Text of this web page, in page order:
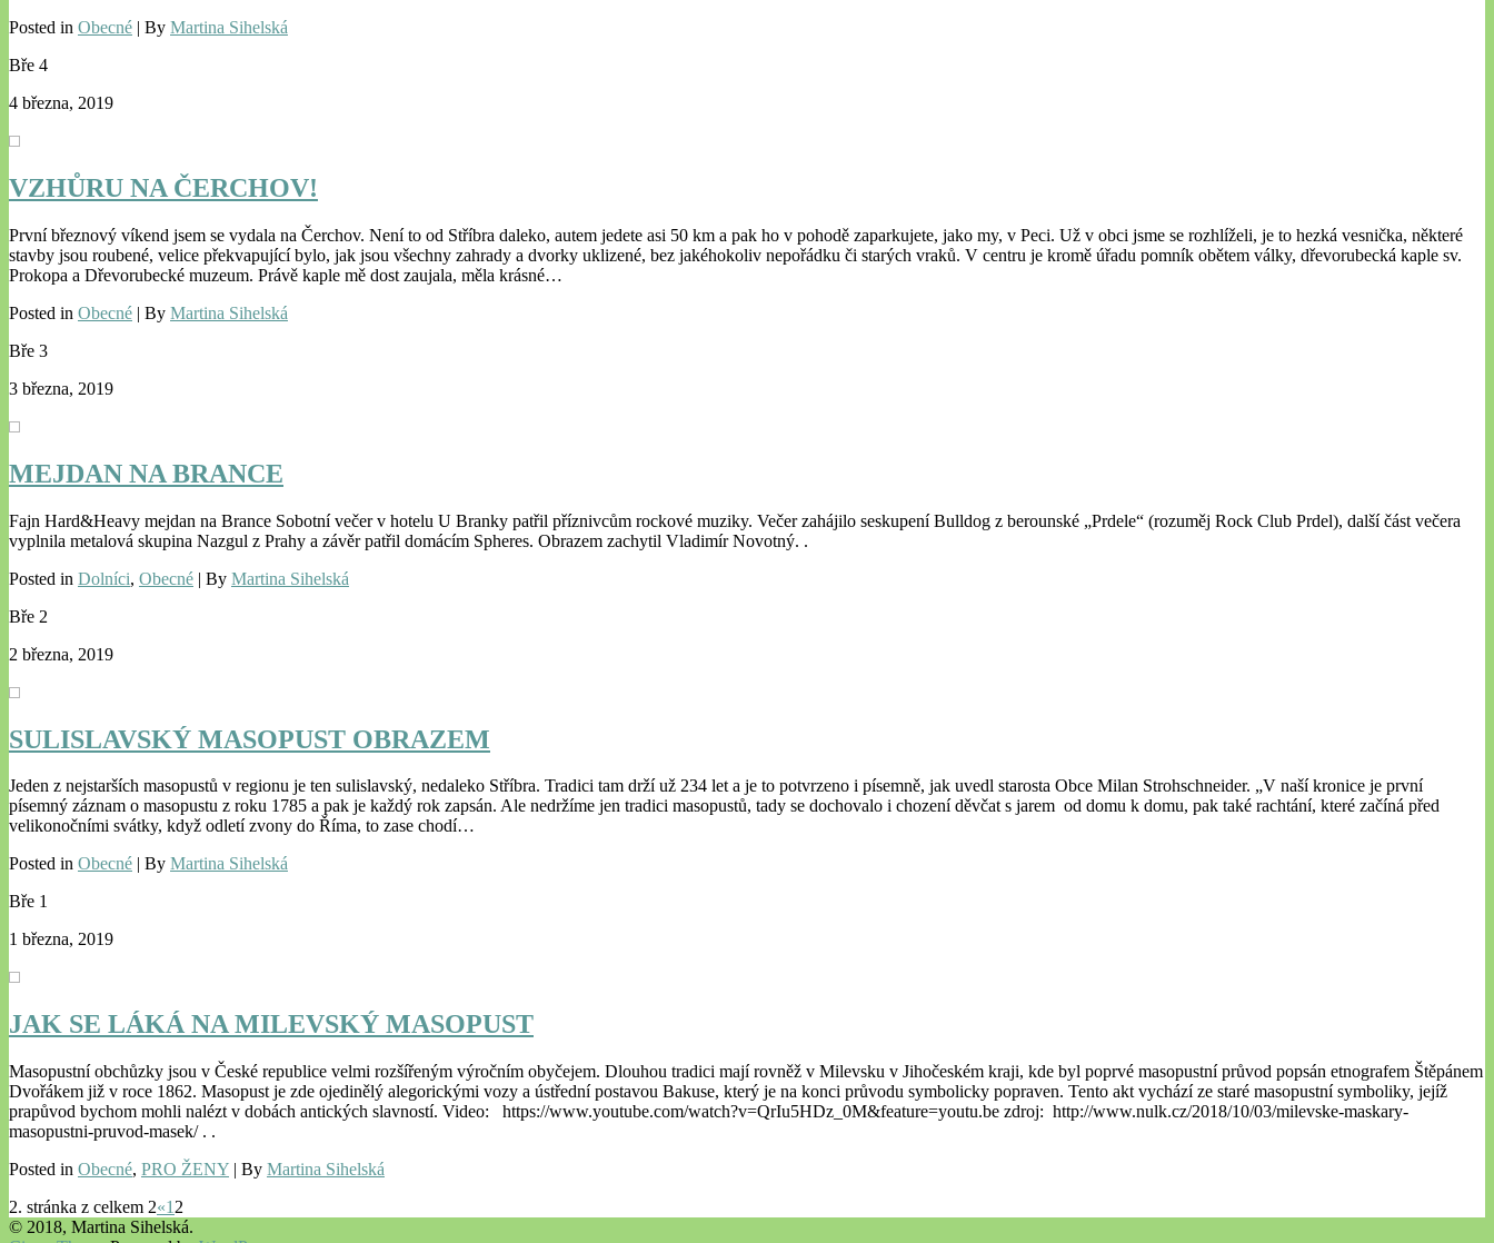
Posted in Obecné | By Martina Sihelská
Bře 4
4 března, 2019
VZHŮRU NA ČERCHOV!
První březnový víkend jsem se vydala na Čerchov. Není to od Stříbra daleko, autem jedete asi 50 km a pak ho v pohodě zaparkujete, jako my, v Peci. Už v obci jsme se rozhlíželi, je to hezká vesnička, některé
stavby jsou roubené, velice překvapující bylo, jak jsou všechny zahrady a dvorky uklizené, bez jakéhokoliv nepořádku či starých vraků. V centru je kromě úřadu pomník obětem války, dřevorubecká kaple sv.
Prokopa a Dřevorubecké muzeum. Právě kaple mě dost zaujala, měla krásné…
Posted in Obecné | By Martina Sihelská
Bře 3
3 března, 2019
MEJDAN NA BRANCE
Fajn Hard&Heavy mejdan na Brance Sobotní večer v hotelu U Branky patřil příznivcům rockové muziky. Večer zahájilo seskupení Bulldog z berounské „Prdele“ (rozuměj Rock Club Prdel), další část večera
vyplnila metalová skupina Nazgul z Prahy a závěr patřil domácím Spheres. Obrazem zachytil Vladimír Novotný. .
Posted in Dolníci, Obecné | By Martina Sihelská
Bře 2
2 března, 2019
SULISLAVSKÝ MASOPUST OBRAZEM
Jeden z nejstarších masopustů v regionu je ten sulislavský, nedaleko Stříbra. Tradici tam drží už 234 let a je to potvrzeno i písemně, jak uvedl starosta Obce Milan Strohschneider. „V naší kronice je první
písemný záznam o masopustu z roku 1785 a pak je každý rok zapsán. Ale nedržíme jen tradici masopustů, tady se dochovalo i chození děvčat s jarem od domu k domu, pak také rachtání, které začíná před
velikonočními svátky, když odletí zvony do Říma, to zase chodí…
Posted in Obecné | By Martina Sihelská
Bře 1
1 března, 2019
JAK SE LÁKÁ NA MILEVSKÝ MASOPUST
Masopustní obchůzky jsou v České republice velmi rozšířeným výročním obyčejem. Dlouhou tradici mají rovněž v Milevsku v Jihočeském kraji, kde byl poprvé masopustní průvod popsán etnografem Štěpánem
Dvořákem již v roce 1862. Masopust je zde ojedinělý alegorickými vozy a ústřední postavou Bakuse, který je na konci průvodu symbolicky popraven. Tento akt vychází ze staré masopustní symboliky, jejíž
prapůvod bychom mohli nalézt v dobách antických slavností. Video: https://www.youtube.com/watch?v=QrIu5HDz_0M&feature=youtu.be zdroj: http://www.nulk.cz/2018/10/03/milevske-maskary-
masopustni-pruvod-masek/ . .
Posted in Obecné, PRO ŽENY | By Martina Sihelská
2. stránka z celkem 2«1 2
© 2018, Martina Sihelská.